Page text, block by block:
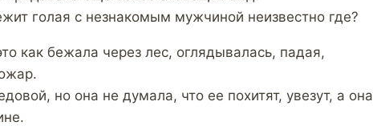
голая с незнакомым мужчиной неизвестно где?
как бежала через лес, оглядывалась, падая,
но она не думала, что ее похитят, увезут, а она